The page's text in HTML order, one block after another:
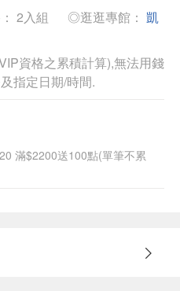
2入組 ◎逛逛專館： 凱
資格之累積計算),無法用錢
指定日期/時間.
滿$2200送100點(單筆不累